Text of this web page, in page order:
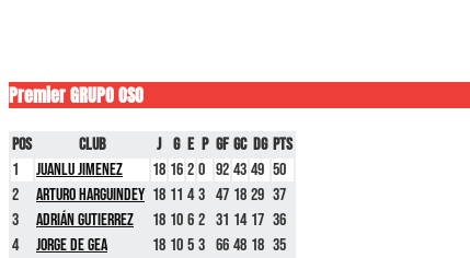
Premier GRUPO OSO
Pos Club J G E P GF GC DG Pts
1
Juanlu Jimenez 18 16 2 0 92 43 49 50
2
Arturo Harguindey 18 11 4 3 47 18 29 37
3
Adrián Gutierrez 18 10 6 2 31 14 17 36
4
Jorge De Gea 18 10 5 3 66 48 18 35